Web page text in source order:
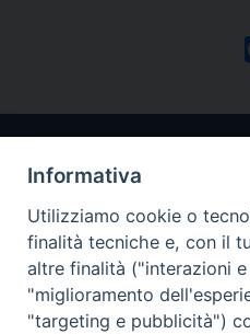
Arcidiocesi di
Informativa
Utilizziamo cookie o
finalità tecniche e, con il
altre finalità ("interazioni
"miglioramento
"targeting e pubblicità")